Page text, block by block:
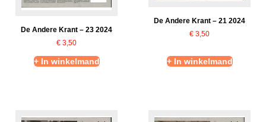
De Andere Krant – 23 2024
€ 3,50
+ In winkelmand
De Andere Krant – 21 2024
€ 3,50
+ In winkelmand